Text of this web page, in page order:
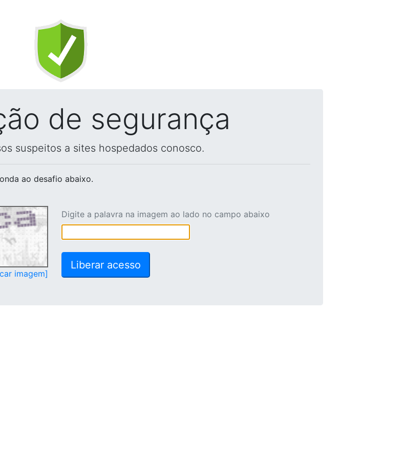
de segurança
suspeitos a sites hospedados conosco.
ao desafio abaixo.
imagem]
Digite a palavra na imagem ao lado no campo abaixo